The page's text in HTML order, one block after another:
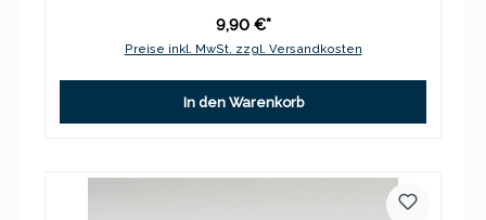
9,90 €*
Preise inkl. MwSt. zzgl. Versandkosten
In den Warenkorb